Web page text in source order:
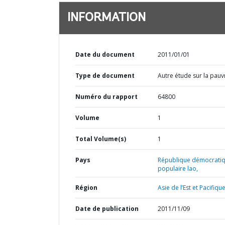
INFORMATION
Date du document 2011/01/01
Type de document Autre étude sur la
Numéro du rapport 64800
Volume 1
Total Volume(s) 1
Pays
République
populaire lao,
Région Asie de l’Est et
Date de publication 2011/11/09